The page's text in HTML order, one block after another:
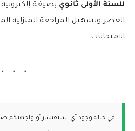
للسنة الأولى ثانوي بصيغة إلكترونية
العصر وتسهيل المراجعة المنزلية
الامتحانات.
في حالة وجود أي استفسار أو واجهتكم